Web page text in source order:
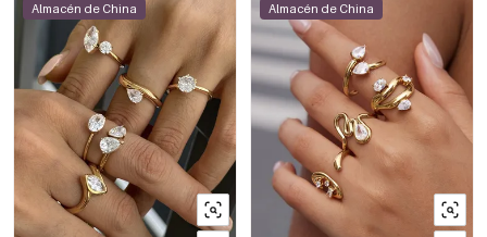
Almacén de China Almacén de China